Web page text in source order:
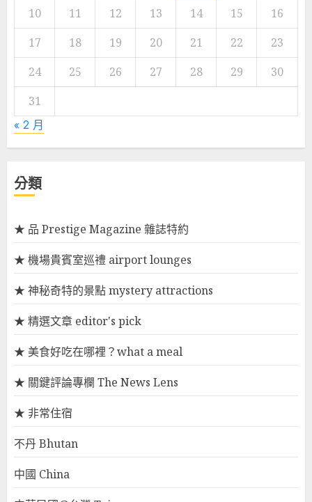
10
11 12 13 14 15
16
17
18 19 20 21 22
23
24
25 26 27 28 29
30
31
« 2 月
分類
★ 品 Prestige Magazine 雜誌特約
★ 機場貴賓室巡禮 airport lounges
★ 神秘奇特的景點 mystery attractions
★ 精選文章 editor's pick
★ 美食好吃在哪裡？what a meal
★ 關鍵評論專欄 The News Lens
★ 非常住宿
不丹 Bhutan
中國 China